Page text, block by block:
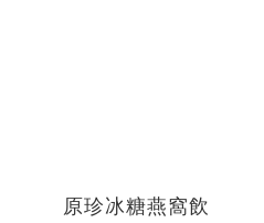
原珍冰糖燕窩飲